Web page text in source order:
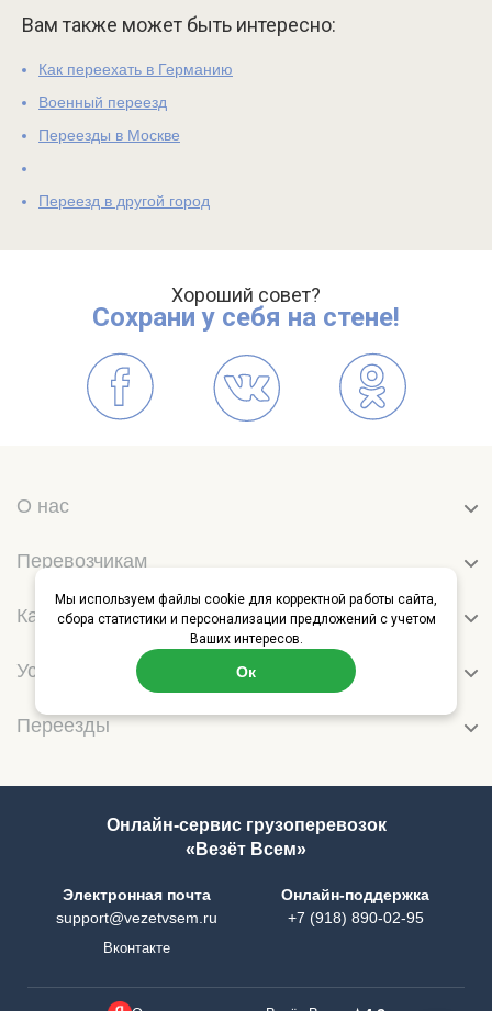
Вам также может быть интересно:
Как переехать в Германию
Военный переезд
Переезды в Москве
Переезд в другой город
Хороший совет?
Сохрани у себя на стене!
О нас
Перевозчикам
Категории перевозок
Услуги перевозки
Переезды
Онлайн-сервис грузоперевозок
«Везёт Всем»
Электронная почта
support@vezetvsem.ru
Вконтакте
Онлайн-поддержка
+7 (918) 890-02-95
Мы используем файлы cookie для корректной работы сайта,
сбора статистики и персонализации предложений с учетом
Ваших интересов.
Ок